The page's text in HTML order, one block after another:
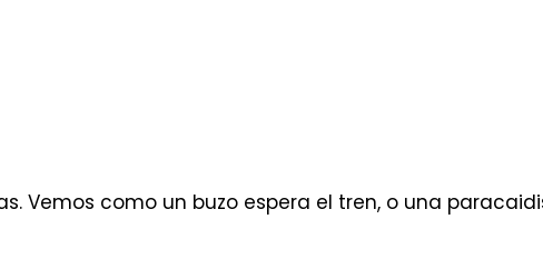
Vemos como un buzo espera el tren, o una